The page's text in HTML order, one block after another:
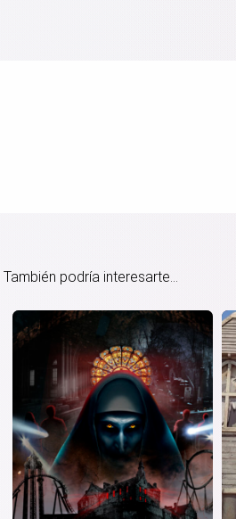
También podría interesarte...